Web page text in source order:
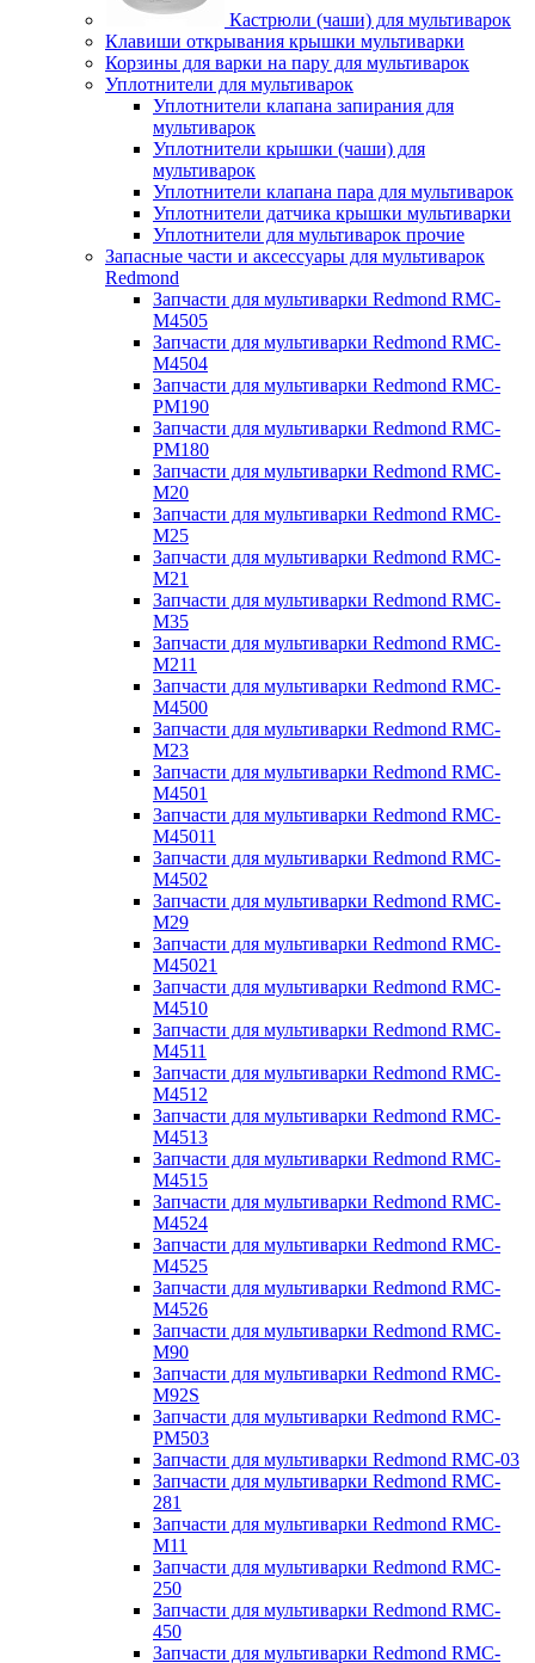
Кастрюли (чаши) для мультиварок
Клавиши открывания крышки мультиварки
Корзины для варки на пару для мультиварок
Уплотнители для мультиварок
Уплотнители клапана запирания для
мультиварок
Уплотнители крышки (чаши) для
мультиварок
Уплотнители клапана пара для мультиварок
Уплотнители датчика крышки мультиварки
Уплотнители для мультиварок прочие
Запасные части и аксессуары для мультиварок
Redmond
Запчасти для мультиварки Redmond RMC-
M4505
Запчасти для мультиварки Redmond RMC-
M4504
Запчасти для мультиварки Redmond RMC-
PM190
Запчасти для мультиварки Redmond RMC-
PM180
Запчасти для мультиварки Redmond RMC-
M20
Запчасти для мультиварки Redmond RMC-
M25
Запчасти для мультиварки Redmond RMC-
M21
Запчасти для мультиварки Redmond RMC-
M35
Запчасти для мультиварки Redmond RMC-
M211
Запчасти для мультиварки Redmond RMC-
M4500
Запчасти для мультиварки Redmond RMC-
M23
Запчасти для мультиварки Redmond RMC-
M4501
Запчасти для мультиварки Redmond RMC-
M45011
Запчасти для мультиварки Redmond RMC-
M4502
Запчасти для мультиварки Redmond RMC-
M29
Запчасти для мультиварки Redmond RMC-
M45021
Запчасти для мультиварки Redmond RMC-
M4510
Запчасти для мультиварки Redmond RMC-
M4511
Запчасти для мультиварки Redmond RMC-
M4512
Запчасти для мультиварки Redmond RMC-
M4513
Запчасти для мультиварки Redmond RMC-
M4515
Запчасти для мультиварки Redmond RMC-
M4524
Запчасти для мультиварки Redmond RMC-
M4525
Запчасти для мультиварки Redmond RMC-
M4526
Запчасти для мультиварки Redmond RMC-
M90
Запчасти для мультиварки Redmond RMC-
M92S
Запчасти для мультиварки Redmond RMC-
PM503
Запчасти для мультиварки Redmond RMC-03
Запчасти для мультиварки Redmond RMC-
281
Запчасти для мультиварки Redmond RMC-
M11
Запчасти для мультиварки Redmond RMC-
250
Запчасти для мультиварки Redmond RMC-
450
Запчасти для мультиварки Redmond RMC-